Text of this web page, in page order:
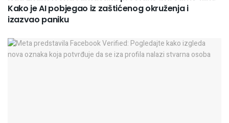
Kako je AI pobjegao iz zaštićenog okruženja i
izazvao paniku